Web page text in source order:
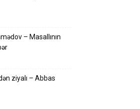
– Masallının
ziyalı – Abbas